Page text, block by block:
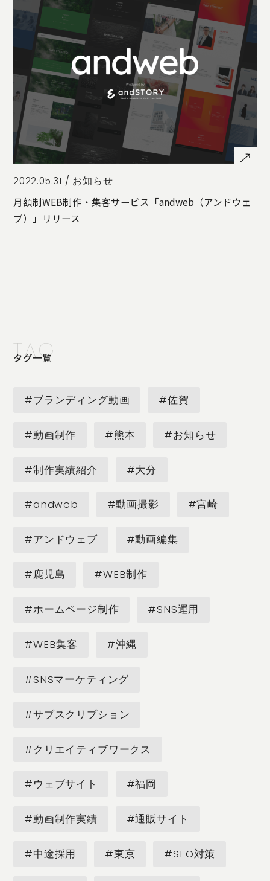
PRIVACY
POLICY
SECURITY
POLICY
特定商取引
に基づく表
記
2022.05.31 / お知らせ
月額制WEB制作・集客サービス「andweb（アンドウェ
ブ）」リリース
TAG
タグ一覧
#ブランディング動画 #佐賀
#動画制作 #熊本 #お知らせ
#制作実績紹介 #大分
#andweb #動画撮影 #宮崎
#アンドウェブ #動画編集
#鹿児島 #WEB制作
#ホームページ制作 #SNS運用
#WEB集客 #沖縄
#SNSマーケティング
#サブスクリプション
#クリエイティブワークス
#ウェブサイト #福岡
#動画制作実績 #通販サイト
#中途採用 #東京 #SEO対策